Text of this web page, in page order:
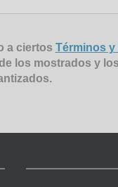
a ciertos Términos
los mostrados y